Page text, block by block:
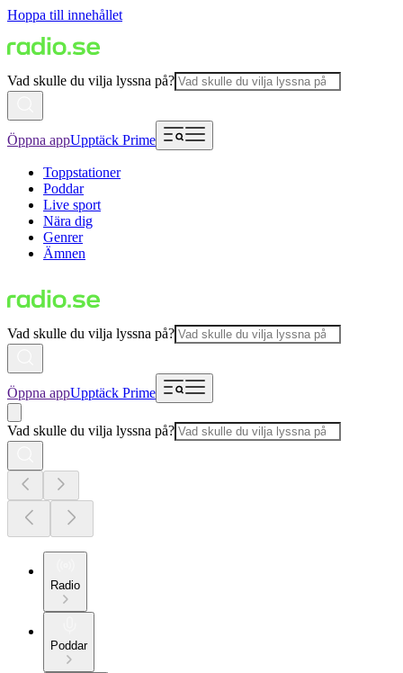
Hoppa till innehållet
Vad skulle du vilja lyssna på?
Öppna appUpptäck Prime
Toppstationer
Poddar
Live sport
Nära dig
Genrer
Ämnen
Vad skulle du vilja lyssna på?
Öppna appUpptäck Prime
Vad skulle du vilja lyssna på?
Radio
Poddar